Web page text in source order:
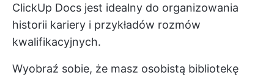
ClickUp Docs jest idealny do organizowania
historii kariery i przykładów rozmów
kwalifikacyjnych.
Wyobraź sobie, że masz osobistą bibliotekę